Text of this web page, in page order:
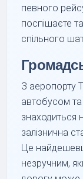
певного
поспішаєте
спільного
З аеропорту
автобусом
знаходиться
залізнична
Це
незручним,